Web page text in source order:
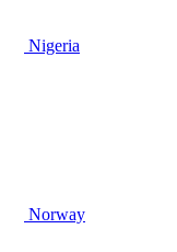
Nigeria
Norway